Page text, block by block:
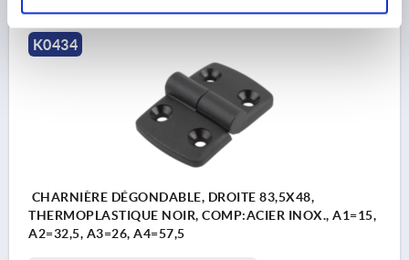
K0434
CHARNIÈRE DÉGONDABLE, DROITE 83,5X48,
THERMOPLASTIQUE NOIR, COMP:ACIER INOX., A1=15,
A2=32,5, A3=26, A4=57,5